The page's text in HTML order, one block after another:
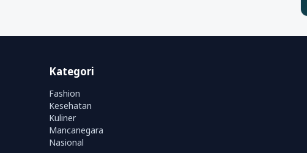
Kategori
Fashion
Kesehatan
Kuliner
Mancanegara
Nasional